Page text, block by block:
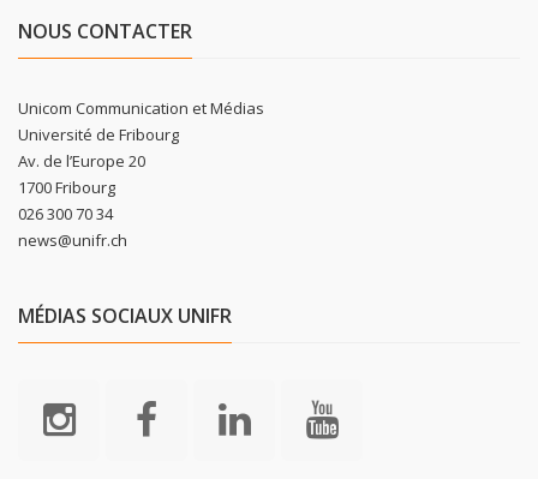
NOUS CONTACTER
Unicom Communication et Médias
Université de Fribourg
Av. de l’Europe 20
1700 Fribourg
026 300 70 34
news@unifr.ch
MÉDIAS SOCIAUX UNIFR